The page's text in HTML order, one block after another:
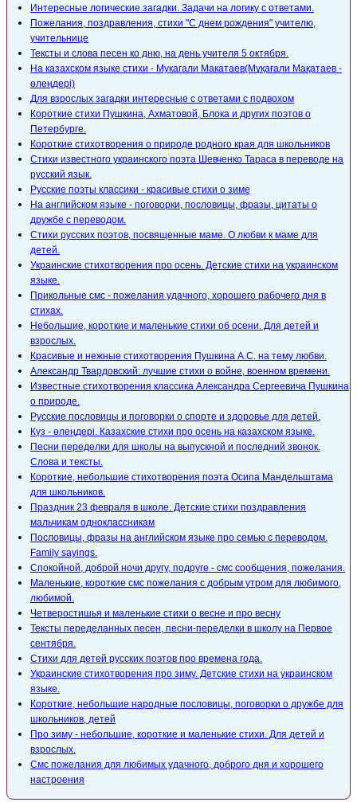
Интересные логические загадки. Задачи на логику с ответами.
Пожелания, поздравления, стихи "С днем рождения" учителю,
учительнице
Тексты и слова песен ко дню, на день учителя 5 октября.
На казахском языке стихи - Мукагали Макатаев(Мұқағали Мақатаев -
өлеңдері)
Для взрослых загадки интересные с ответами с подвохом
Короткие стихи Пушкина, Ахматовой, Блока и других поэтов о
Петербурге.
Короткие стихотворения о природе родного края для школьников
Стихи известного украинского поэта Шевченко Тараса в переводе на
русский язык.
Русские поэты классики - красивые стихи о зиме
На английском языке - поговорки, пословицы, фразы, цитаты о
дружбе с переводом.
Стихи русских поэтов, посвященные маме. О любви к маме для
детей.
Украинские стихотворения про осень. Детские стихи на украинском
языке.
Прикольные смс - пожелания удачного, хорошего рабочего дня в
стихах.
Небольшие, короткие и маленькие стихи об осени. Для детей и
взрослых.
Красивые и нежные стихотворения Пушкина А.С. на тему любви.
Александр Твардовский: лучшие стихи о войне, военном времени.
Известные стихотворения классика Александра Сергеевича Пушкина
о природе.
Русские пословицы и поговорки о спорте и здоровье для детей.
Күз - өлеңдері. Казахские стихи про осень на казахском языке.
Песни переделки для школы на выпускной и последний звонок.
Слова и тексты.
Короткие, небольшие стихотворения поэта Осипа Мандельштама
для школьников.
Праздник 23 февраля в школе. Детские стихи поздравления
мальчикам одноклассникам
Пословицы, фразы на английском языке про семью с переводом.
Family sayings.
Спокойной, доброй ночи другу, подруге - смс сообщения, пожелания.
Маленькие, короткие смс пожелания с добрым утром для любимого,
любимой.
Четверостишья и маленькие стихи о весне и про весну
Тексты переделанных песен, песни-переделки в школу на Первое
сентября.
Стихи для детей русских поэтов про времена года.
Украинские стихотворения про зиму. Детские стихи на украинском
языке.
Короткие, небольшие народные пословицы, поговорки о дружбе для
школьников, детей
Про зиму - небольшие, короткие и маленькие стихи. Для детей и
взрослых.
Смс пожелания для любимых удачного, доброго дня и хорошего
настроения